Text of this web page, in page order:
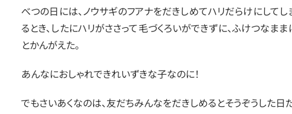
べつの日には、ノウサギのフアナをだきしめてハリだらけにしてし
るとき、したにハリがささって毛づくろいができずに、ふけつなま
とかんがえた。
あんなにおしゃれできれいずきな子なのに！
でもさいあくなのは、友だちみんなをだきしめるとそうぞうした日